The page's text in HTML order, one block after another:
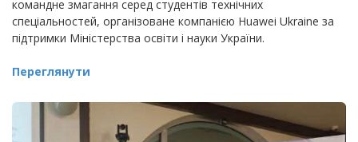
командне змагання серед студентів технічних
спеціальностей, організоване компанією Huawei Ukraine за
підтримки Міністерства освіти і науки України.
Переглянути